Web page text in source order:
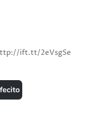
ift.tt/2eVsgSe